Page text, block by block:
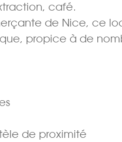
café.
de Nice, ce
propice à de
de proximité